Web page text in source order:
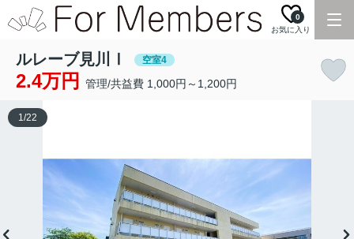
お気に入り
0
ルレーブ見川Ⅰ 空室4
2.4万円 管理/共益費 1,000円～1,200円
1/22